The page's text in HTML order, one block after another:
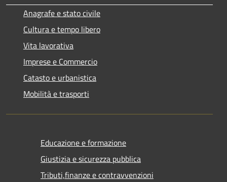
Anagrafe e stato civile
Cultura e tempo libero
Vita lavorativa
Imprese e Commercio
Catasto e urbanistica
Mobilità e trasporti
Educazione e formazione
Giustizia e sicurezza pubblica
Tributi,finanze e contravvenzioni